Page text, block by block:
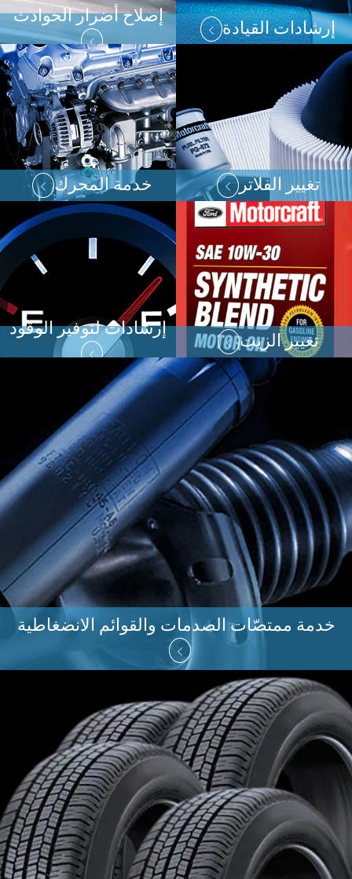
إصلاح أضرار الحوادث
إرشادات القيادة
خدمة المحرك تغيير الفلاتر
إرشادات لتوفير الوقود
تغيير الزيت
خدمة ممتصّات الصدمات والقوائم الانضغاطية